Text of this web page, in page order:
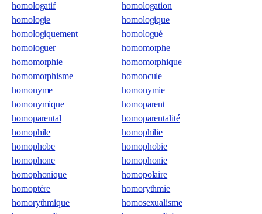
homologatif
homologation
homologie
homologique
homologiquement
homologué
homologuer
homomorphe
homomorphie
homomorphique
homomorphisme
homoncule
homonyme
homonymie
homonymique
homoparent
homoparental
homoparentalité
homophile
homophilie
homophobe
homophobie
homophone
homophonie
homophonique
homopolaire
homoptère
homorythmie
homorythmique
homosexualisme